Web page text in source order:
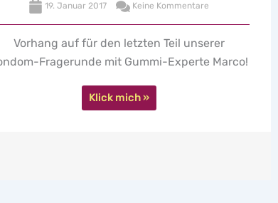
19. Januar 2017 Keine Kommentare
Vorhang auf für den letzten Teil unserer
Fragerunde mit Gummi-Experte Marco!
Klick mich »